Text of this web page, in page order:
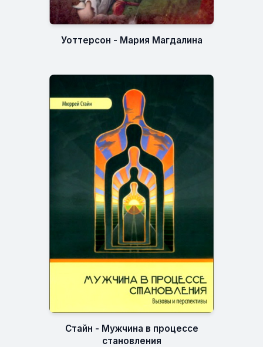
Уоттерсон - Мария Магдалина
Стайн - Мужчина в процессе
становления